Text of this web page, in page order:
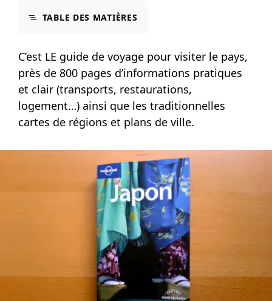
C’est LE guide de voyage pour visiter le pays,
près de 800 pages d’informations pratiques
et clair (transports, restaurations,
logement…) ainsi que les traditionnelles
cartes de régions et plans de ville.
TABLE DES MATIÈRES